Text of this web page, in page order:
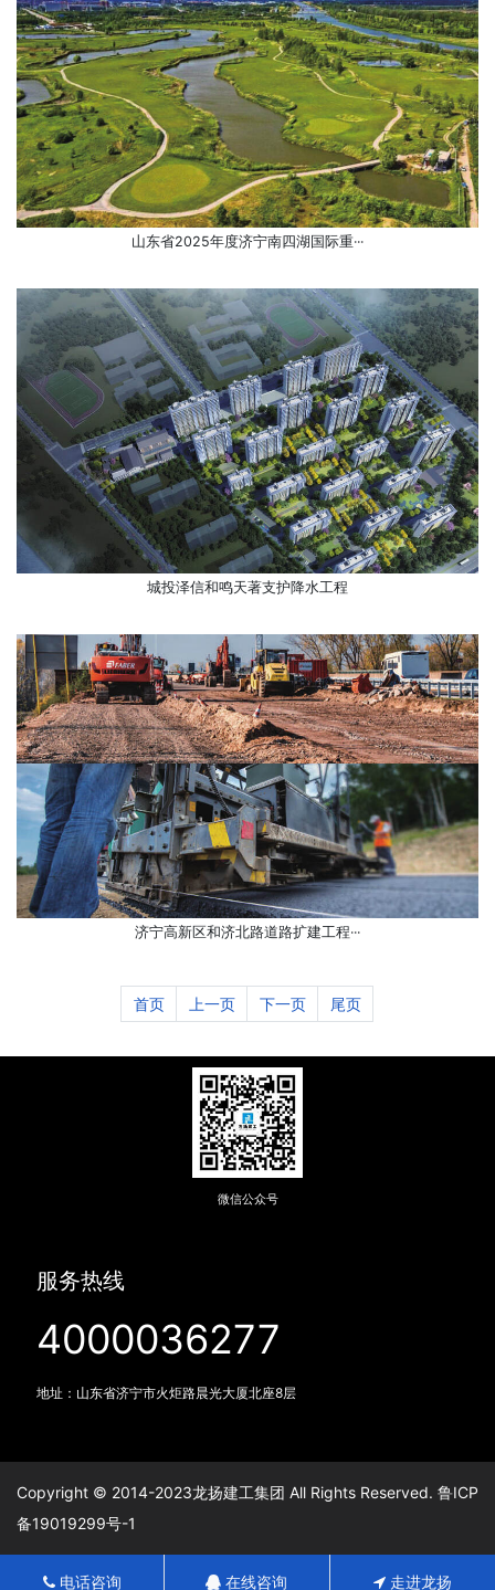
山东省2025年度济宁南四湖国际重···
城投泽信和鸣天著支护降水工程
济宁高新区和济北路道路扩建工程···
首页 上一页 下一页 尾页
微信公众号
服务热线
4000036277
地址：山东省济宁市火炬路晨光大厦北座8层
Copyright © 2014-2023龙扬建工集团 All Rights Reserved. 鲁ICP
备19019299号-1
电话咨询 在线咨询 走进龙扬